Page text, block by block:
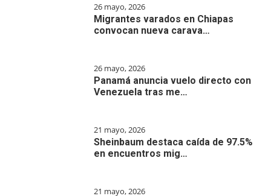
26 mayo, 2026
Migrantes varados en Chiapas
convocan nueva carava…
26 mayo, 2026
Panamá anuncia vuelo directo con
Venezuela tras me…
21 mayo, 2026
Sheinbaum destaca caída de 97.5%
en encuentros mig…
21 mayo, 2026